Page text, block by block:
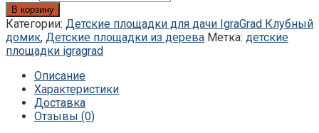
В корзину
Категории: Детские площадки для дачи IgraGrad Клубный
домик, Детские площадки из дерева Метка: детские
площадки igragrad
Описание
Характеристики
Доставка
Отзывы (0)